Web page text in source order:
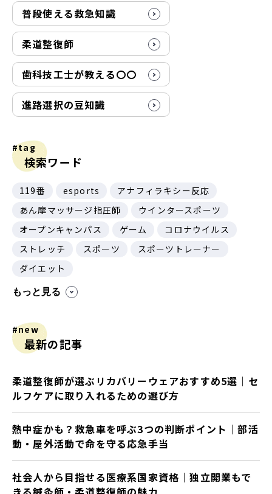
普段使える救急知識
柔道整復師
歯科技工士が教える〇〇
進路選択の豆知識
#tag
検索ワード
119番 esports
アナフィラキシー反応
あん摩マッサージ指圧師
ウインタースポーツ
オープンキャンパス
ゲーム
コロナウイルス
ストレッチ
スポーツ
スポーツトレーナー
ダイエット
もっと見る
#new
最新の記事
柔道整復師が選ぶリカバリーウェアおすすめ5選｜セ
ルフケアに取り入れるための選び方
熱中症かも？救急車を呼ぶ3つの判断ポイント｜部活
動・屋外活動で命を守る応急手当
社会人から目指せる医療系国家資格｜独立開業もで